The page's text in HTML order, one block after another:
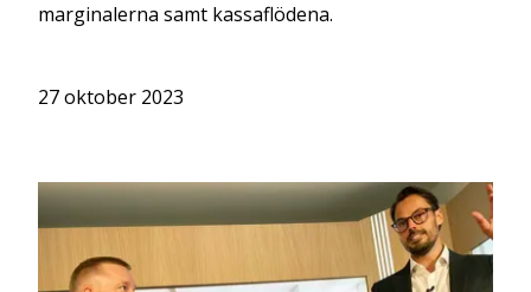
marginalerna samt kassaflödena.
27 oktober 2023